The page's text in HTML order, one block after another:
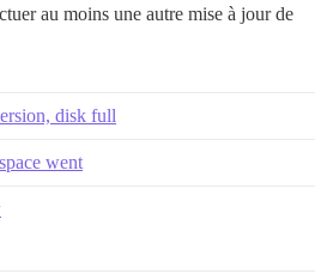
au moins une autre mise à jour de
disk full
went